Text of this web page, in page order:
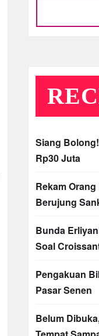
Siang
Rp30 Juta
Rekam
Berujung
Bunda
Soal
Pengakuan
Pasar Senen
Belum